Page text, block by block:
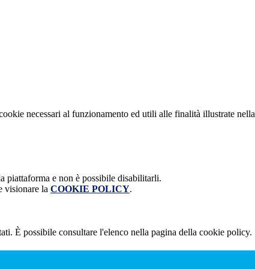
necessari al funzionamento ed utili alle finalità illustrate nella
piattaforma e non è possibile disabilitarli.
visionare la COOKIE POLICY.
È possibile consultare l'elenco nella pagina della cookie policy.